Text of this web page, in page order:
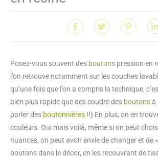
Posez-vous souvent des boutons pression en
l’on retrouve notamment sur les couches
qu’une fois que l’on a compris la technique,
bien plus rapide que des coudre des boutonsà
parler des boutonnières !!) En plus, on en
couleurs. Oui mais voilà, même si on peut
nuances, on peut avoir envie de changer et de
boutons dans le décor, en les recouvrant de